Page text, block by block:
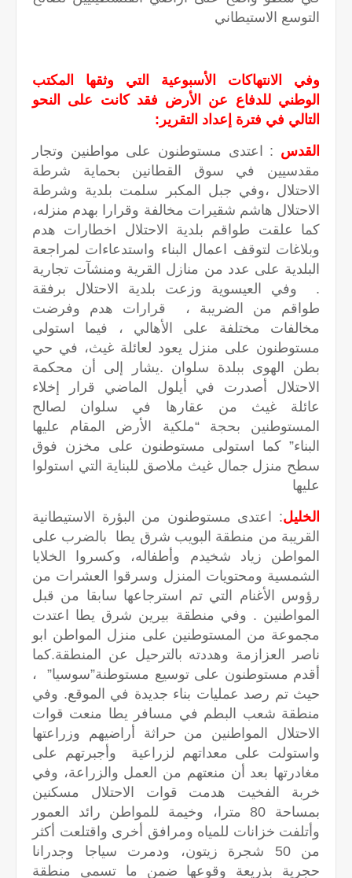
التوسع الاستيطاني
وفي الانتهاكات الأسبوعية التي وثقها المكتب
الوطني للدفاع عن الأرض فقد كانت على النحو
التالي في فترة إعداد التقرير:
القدس : اعتدى مستوطنون على مواطنين وتجار
مقدسيين في سوق القطانين بحماية شرطة
الاحتلال ،وفي جبل المكبر سلمت بلدية وشرطة
الاحتلال هاشم شقيرات مخالفة وقرارا بهدم منزله،
كما علقت طواقم بلدية الاحتلال اخطارات هدم
وبلاغات لتوقف اعمال البناء واستدعاءات لمراجعة
البلدية على عدد من منازل القرية ومنشآت تجارية
. وفي العيسوية وزعت بلدية الاحتلال برفقة
طواقم من الضريبة ، قرارات هدم وفرضت
مخالفات مختلفة على الأهالي ، فيما استولى
مستوطنون على منزل يعود لعائلة غيث، في حي
بطن الهوى ببلدة سلوان .يشار إلى أن محكمة
الاحتلال أصدرت في أيلول الماضي قرار إخلاء
عائلة غيث من عقارها في سلوان لصالح
المستوطنين بحجة “ملكية الأرض المقام عليها
البناء” كما استولى مستوطنون على مخزن فوق
سطح منزل جمال غيث ملاصق للبناية التي استولوا
عليها
الخليل: اعتدى مستوطنون من البؤرة الاستيطانية
القريبة من منطقة البويب شرق يطا بالضرب على
المواطن زياد شخيدم وأطفاله، وكسروا الخلايا
الشمسية ومحتويات المنزل وسرقوا العشرات من
رؤوس الأغنام التي تم استرجاعها سابقا من قبل
المواطنين . وفي منطقة بيرين شرق يطا اعتدت
مجموعة من المستوطنين على منزل المواطن ابو
ناصر العزازمة وهددته بالترحيل عن المنطقة.كما
أقدم مستوطنون على توسيع مستوطنة”سوسيا” ،
حيث تم رصد عمليات بناء جديدة في الموقع. وفي
منطقة شعب البطم في مسافر يطا منعت قوات
الاحتلال المواطنين من حراثة أراضيهم وزراعتها
واستولت على معداتهم لزراعية وأجبرتهم على
مغادرتها بعد أن منعتهم من العمل والزراعة، وفي
خربة الفخيت هدمت قوات الاحتلال مسكنين
بمساحة 80 مترا، وخيمة للمواطن رائد العمور
وأتلفت خزانات للمياه ومرافق أخرى واقتلعت أكثر
من 50 شجرة زيتون، ودمرت سياجا وجدرانا
حجرية بذريعة وقوعها ضمن ما تسمى منطقة